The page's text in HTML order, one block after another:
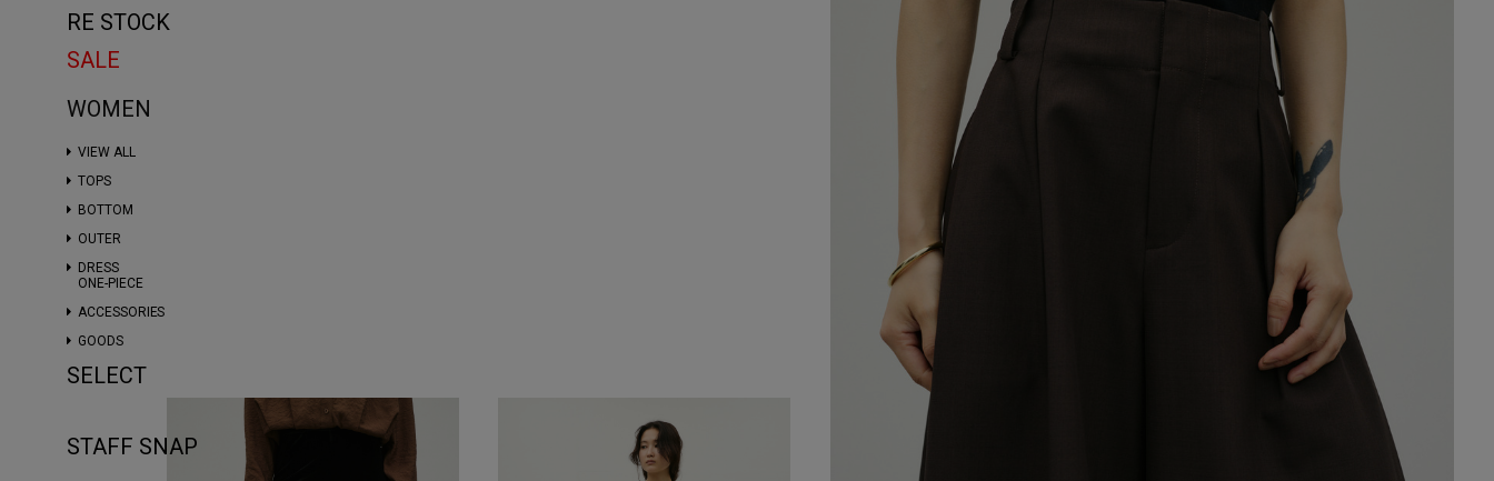
RE STOCK
SALE
WOMEN
VIEW ALL
TOPS
BOTTOM
OUTER
DRESS
ONE-PIECE
ACCESSORIES
GOODS
SELECT
STAFF SNAP